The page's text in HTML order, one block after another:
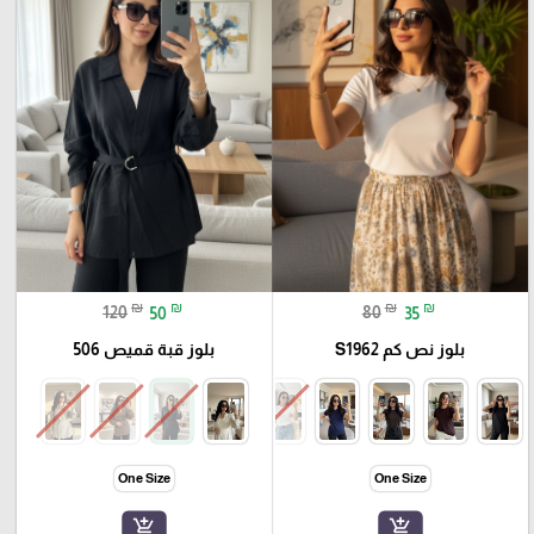
80 ₪ 35 ₪
بلوز نص كم S1962
One Size
add_shopping_cart
120 ₪ 50 ₪
بلوز قبة قميص 506
One Size
add_shopping_cart